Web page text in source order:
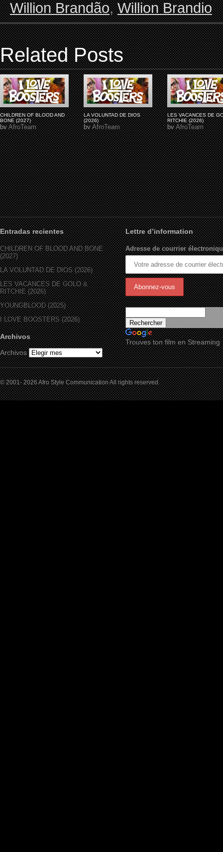
Willion Brandão,Willion Brandio
Related Posts
CHILDREN OF BLOOD AND
BONE (2027)
byAfroTeam
LA VOLUNTAD DE DIOS
(2026)
byAfroTeam
LES VACANCES DE
RITCHIE (2026)
byAfroTeam
Entradas recientes
CHILDREN OF BLOOD AND BONE
(2027)
LA VOLUNTAD DE DIOS (2026)
LES VACANCES DE GOLO &
RITCHIE (2026)
YOUNGBLOOD (2025)
I LOVE BOOSTERS (2026)
Archivos
Archivos
Lettre d’information
Adresse de courrier
Trouves ton film en Streaming
© 2001- 2026 Afro Style Communication All rights reserved.